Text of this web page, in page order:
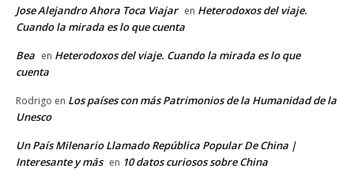
Jose Alejandro Ahora Toca Viajar en Heterodoxos del viaje.
Cuando la mirada es lo que cuenta
Bea en Heterodoxos del viaje. Cuando la mirada es lo que
cuenta
Rodrigo en Los países con más Patrimonios de la Humanidad de la
Unesco
Un País Milenario Llamado República Popular De China |
Interesante y más en 10 datos curiosos sobre China